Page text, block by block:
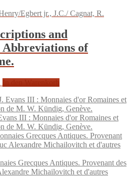
Egbert jr., J.C./ Cagnat, R.
and
of
III : Monnaies d'or Romaines et
de M. W. Kündig, Genève.
Grecques Antiques. Provenant des
Michailovitch et d'autres